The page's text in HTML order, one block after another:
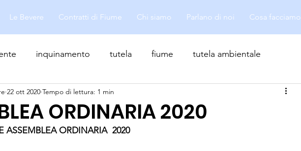
Le Bevere Contratti di Fiume Chi siamo Parlano di noi Cosa facciamo
inquinamento tutela fiume tutela ambientale
ORDINARIA 2020
22 ott 2020 Tempo di lettura: 1 min
ASSEMBLEA ORDINARIA  2020